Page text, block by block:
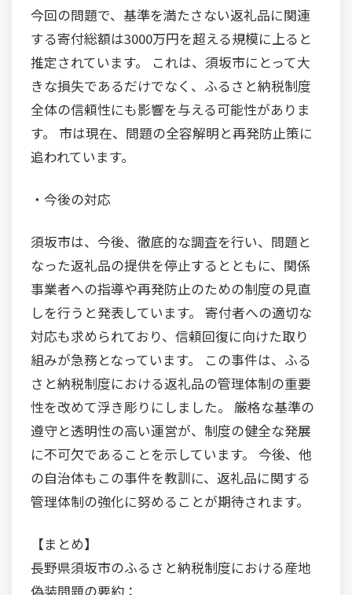
今回の問題で、基準を満たさない返礼品に関連
する寄付総額は3000万円を超える規模に上ると
推定されています。 これは、須坂市にとって大
きな損失であるだけでなく、ふるさと納税制度
全体の信頼性にも影響を与える可能性がありま
す。 市は現在、問題の全容解明と再発防止策に
追われています。
・今後の対応
須坂市は、今後、徹底的な調査を行い、問題と
なった返礼品の提供を停止するとともに、関係
事業者への指導や再発防止のための制度の見直
しを行うと発表しています。 寄付者への適切な
対応も求められており、信頼回復に向けた取り
組みが急務となっています。 この事件は、ふる
さと納税制度における返礼品の管理体制の重要
性を改めて浮き彫りにしました。 厳格な基準の
遵守と透明性の高い運営が、制度の健全な発展
に不可欠であることを示しています。 今後、他
の自治体もこの事件を教訓に、返礼品に関する
管理体制の強化に努めることが期待されます。
【まとめ】
長野県須坂市のふるさと納税制度における産地
偽装問題の要約：